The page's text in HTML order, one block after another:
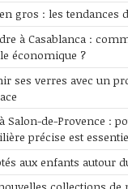
gros : les tendances
à Casablanca :
économique ?
ses verres avec un
Salon-de-Provence :
précise est
aux enfants autour